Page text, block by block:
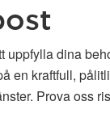
dina
en kraftfull,
Prova oss